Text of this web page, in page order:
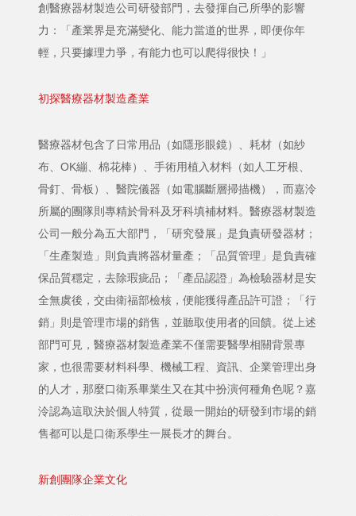
創醫療器材製造公司研發部門，去發揮自己所學的影響
力：「產業界是充滿變化、能力當道的世界，即便你年
輕，只要據理力爭，有能力也可以爬得很快！」
初探醫療器材製造產業
醫療器材包含了日常用品（如隱形眼鏡）、耗材（如紗
布、OK繃、棉花棒）、手術用植入材料（如人工牙根、
骨釘、骨板）、醫院儀器（如電腦斷層掃描機），而嘉泠
所屬的團隊則專精於骨科及牙科填補材料。醫療器材製造
公司一般分為五大部門，「研究發展」是負責研發器材；
「生產製造」則負責將器材量產；「品質管理」是負責確
保品質穩定，去除瑕疵品；「產品認證」為檢驗器材是安
全無虞後，交由衛福部檢核，便能獲得產品許可證；「行
銷」則是管理市場的銷售，並聽取使用者的回饋。從上述
部門可見，醫療器材製造產業不僅需要醫學相關背景專
家，也很需要材料科學、機械工程、資訊、企業管理出身
的人才，那麼口衛系畢業生又在其中扮演何種角色呢？嘉
泠認為這取決於個人特質，從最一開始的研發到市場的銷
售都可以是口衛系學生一展長才的舞台。
新創團隊企業文化